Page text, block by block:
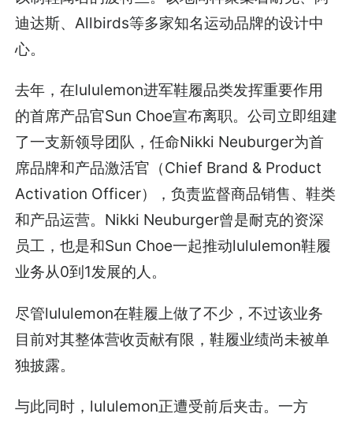
迪达斯、Allbirds等多家知名运动品牌的设计中
心。
去年，在lululemon进军鞋履品类发挥重要作用
的首席产品官Sun Choe宣布离职。公司立即组建
了一支新领导团队，任命Nikki Neuburger为首
席品牌和产品激活官（Chief Brand & Product
Activation Officer），负责监督商品销售、鞋类
和产品运营。Nikki Neuburger曾是耐克的资深
员工，也是和Sun Choe一起推动lululemon鞋履
业务从0到1发展的人。
尽管lululemon在鞋履上做了不少，不过该业务
目前对其整体营收贡献有限，鞋履业绩尚未被单
独披露。
与此同时，lululemon正遭受前后夹击。一方